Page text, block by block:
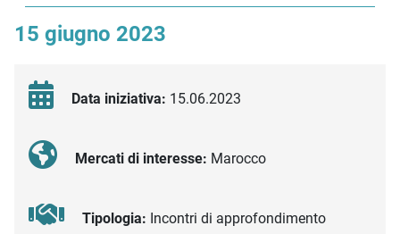
15 giugno 2023
Data iniziativa: 15.06.2023
Mercati di interesse: Marocco
Tipologia: Incontri di approfondimento